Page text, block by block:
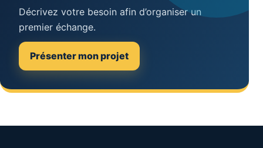
Décrivez votre besoin afin d’organiser un
premier échange.
Présenter mon projet